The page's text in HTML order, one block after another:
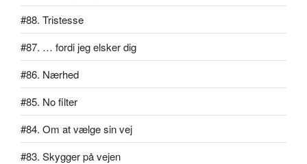
#88. Tristesse
#87. … fordi jeg elsker dig
#86. Nærhed
#85. No filter
#84. Om at vælge sin vej
#83. Skygger på vejen